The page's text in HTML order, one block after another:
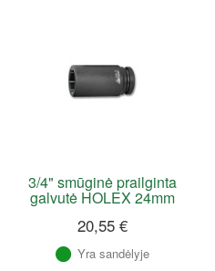
3/4" smūginė prailginta
galvutė HOLEX 24mm
20,55 €
Yra sandėlyje